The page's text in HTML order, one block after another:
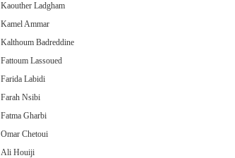
Kaouther Ladgham
Kamel Ammar
Kalthoum Badreddine
Fattoum Lassoued
Farida Labidi
Farah Nsibi
Fatma Gharbi
Omar Chetoui
Ali Houiji